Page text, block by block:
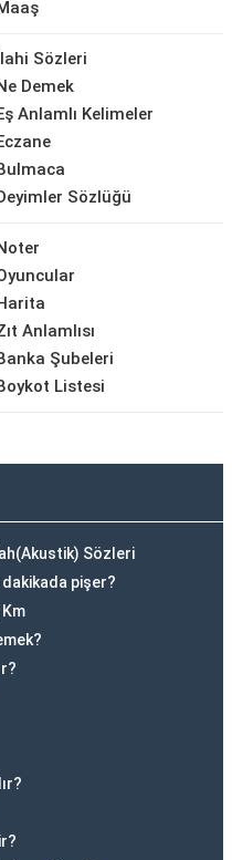
Sözleri
Demek
Anlamlı Kelimeler
Sözlüğü
Anlamlısı
Şubeleri
Listesi
Sözleri
pişer?